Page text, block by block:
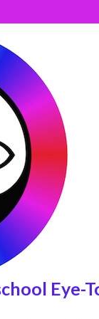
Eye-